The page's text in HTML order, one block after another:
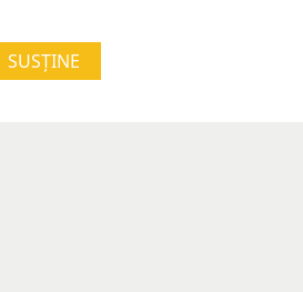
SUSȚINE